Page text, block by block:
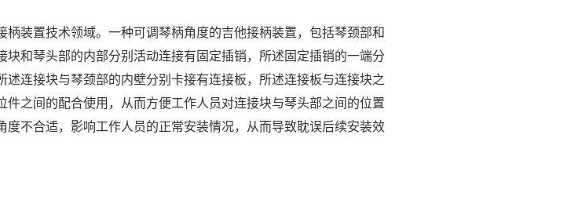
装置技术领域。一种可调琴柄角度的吉他接柄装置，包括琴颈部和
和琴头部的内部分别活动连接有固定插销，所述固定插销的一端分
连接块与琴颈部的内壁分别卡接有连接板，所述连接板与连接块之
之间的配合使用，从而方便工作人员对连接块与琴头部之间的位置
不合适，影响工作人员的正常安装情况，从而导致耽误后续安装效